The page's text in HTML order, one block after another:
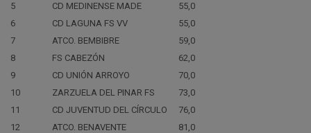
5
CD MEDINENSE MADE
55,0
6
CD LAGUNA FS VV
55,0
7
ATCO. BEMBIBRE
59,0
8
FS CABEZÓN
62,0
9
CD UNIÓN ARROYO
70,0
10
ZARZUELA DEL PINAR FS
73,0
11
CD JUVENTUD DEL CÍRCULO
76,0
12
ATCO. BENAVENTE
81,0